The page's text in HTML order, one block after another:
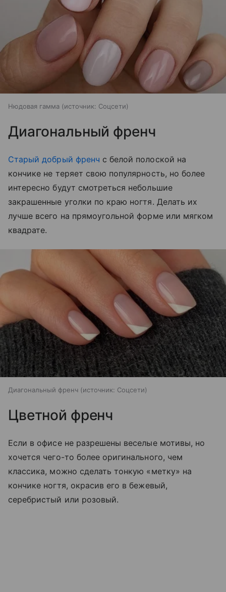
Нюдовая гамма источник: Соцсети
Диагональный френч
Старый добрый френч с белой полоской на
кончике не теряет свою популярность, но более
интересно будут смотреться небольшие
закрашенные уголки по краю ногтя. Делать их
лучше всего на прямоугольной форме или мягком
квадрате.
Диагональный френч источник: Соцсети
Цветной френч
Если в офисе не разрешены веселые мотивы, но
хочется чего-то более оригинального, чем
классика, можно сделать тонкую «метку» на
кончике ногтя, окрасив его в бежевый,
серебристый или розовый.